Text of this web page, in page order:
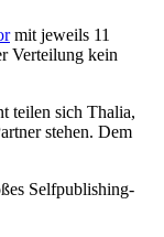
mit jeweils 11
Verteilung kein
teilen sich Thalia,
stehen. Dem
Selfpublishing-